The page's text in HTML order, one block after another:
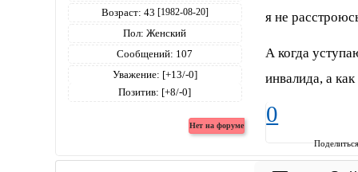
Возраст: 43 [1982-08-20]
Пол: Женский
Сообщений: 107
Уважение: [+13/-0]
Позитив: [+8/-0]
я не
А когда
инвалида, а
0